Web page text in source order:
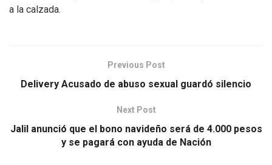
a la calzada.
Previous Post
Delivery Acusado de abuso sexual guardó silencio
Next Post
Jalil anunció que el bono navideño será de 4.000 pesos
y se pagará con ayuda de Nación